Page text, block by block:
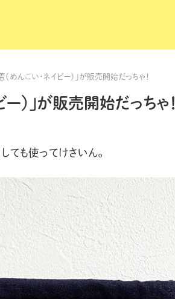
（めんこい・ネイビー）」が販売開始だっちゃ！
）」が販売開始だっちゃ！
ても使ってけさいん。